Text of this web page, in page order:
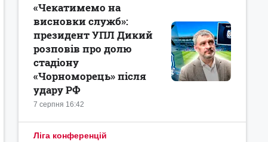
7 серпня 16:42
«Чекатимемо на
висновки служб»:
президент УПЛ Дикий
розповів про долю
стадіону
«Чорноморець» після
удару РФ
Ліга конференцій